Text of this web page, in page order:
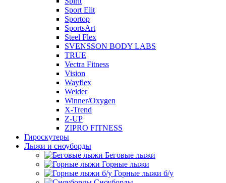
Sport Elit
Sportop
SportsArt
Steel Flex
SVENSSON BODY LABS
TRUE
Vectra Fitness
Vision
Wayflex
Weider
Winner/Oxygen
X-Trend
Z-UP
ZIPRO FITNESS
Гироскутеры
Лыжи и сноуборды
Беговые лыжи
Горные лыжи
Горные лыжи б/у